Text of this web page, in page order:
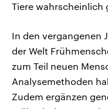
Tiere wahrscheinlich
In den vergangenen
der Welt
zum Teil neuen
Analysemethoden
Zudem ergänzen